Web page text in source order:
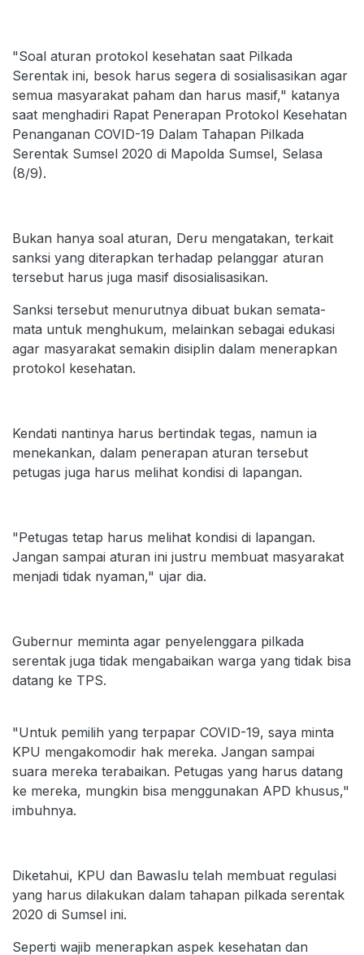
"Soal aturan protokol kesehatan saat Pilkada
Serentak ini, besok harus segera di sosialisasikan agar
semua masyarakat paham dan harus masif," katanya
saat menghadiri Rapat Penerapan Protokol Kesehatan
Penanganan COVID-19 Dalam Tahapan Pilkada
Serentak Sumsel 2020 di Mapolda Sumsel, Selasa
(8/9).
Bukan hanya soal aturan, Deru mengatakan, terkait
sanksi yang diterapkan terhadap pelanggar aturan
tersebut harus juga masif disosialisasikan.
Sanksi tersebut menurutnya dibuat bukan semata-
mata untuk menghukum, melainkan sebagai edukasi
agar masyarakat semakin disiplin dalam menerapkan
protokol kesehatan.
Kendati nantinya harus bertindak tegas, namun ia
menekankan, dalam penerapan aturan tersebut
petugas juga harus melihat kondisi di lapangan.
"Petugas tetap harus melihat kondisi di lapangan.
Jangan sampai aturan ini justru membuat masyarakat
menjadi tidak nyaman," ujar dia.
Gubernur meminta agar penyelenggara pilkada
serentak juga tidak mengabaikan warga yang tidak bisa
datang ke TPS.
"Untuk pemilih yang terpapar COVID-19, saya minta
KPU mengakomodir hak mereka. Jangan sampai
suara mereka terabaikan. Petugas yang harus datang
ke mereka, mungkin bisa menggunakan APD khusus,"
imbuhnya.
Diketahui, KPU dan Bawaslu telah membuat regulasi
yang harus dilakukan dalam tahapan pilkada serentak
2020 di Sumsel ini.
Seperti wajib menerapkan aspek kesehatan dan